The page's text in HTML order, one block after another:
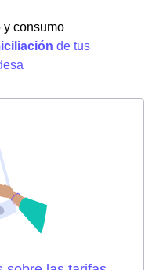
y consumo
de tus